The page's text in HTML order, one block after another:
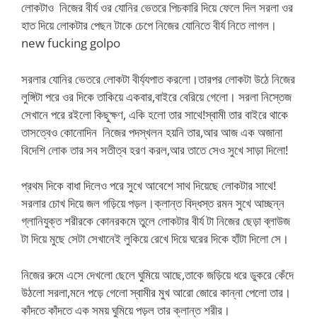
লোকটাও নিজের বীর্য ওর যোনির ভেতরে পিচকারি দিয়ে ফেলে দিল সরলা ওর
হাত দিয়ে লোকটার পেছন টাকে চেপে নিজের যোনিতে বীর্য নিতে লাগল।
new fucking golpo
সরলার যোনির ভেতরে লোকটা বীর্য্যপাত করলো।তারপর লোকটা উঠে নিজের
লুঙ্গিটা পরে ওর দিকে তাকিয়ে একবার,বাইরে বেরিয়ে গেলো। সরলা নিস্তেজ
সেখানে পরে রইলো কিছুক্ষণ, একি হলো তার সাথে!স্বামী তার বাইরে থাকে
তাসত্বেও কোনোদিন নিজের পদস্খলন হয়নি তার,আর আজ এক অজানা
বিদেশি লোক তার সব সতীত্ব হরণ করল,আর তাতে সেও সুখে সাড়া দিলো!
প্রথম দিকে বাধা দিলেও পরে সুখে আবেশে সাথ দিয়েছে লোকটার সাথে!
সরলার চোখ দিয়ে জল গড়িয়ে পড়ল।ক্লান্ত বিদ্ধস্ত রমন সুখে আচ্ছন্ন
গ্লানিযুক্ত শরীরকে কোনরকমে তুলে লোকটার বীর্য টা নিজের ছেড়া ব্লাউজ
টা দিয়ে মুছে সেটা সেখানেই লুকিয়ে রেখে দিয়ে ঘরের দিকে হাঁটা দিলো সে।
নিজের রুমে এসে দেখলো ছেলে ঘুমিয়ে আছে,তাকে জড়িয়ে ধরে ডুকরে কেঁদে
উঠলো সরলা,মনে পড়ে গেলো স্বামীর মুখ আরো জোরে কান্না পেলো তার।
কাঁদতে কাঁদতে এক সময় ঘুমিয়ে পড়ল তার ক্লান্ত শরীর।